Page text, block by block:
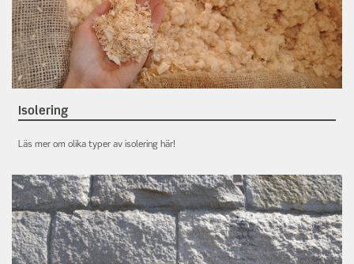
Isolering
Läs mer om olika typer av isolering här!